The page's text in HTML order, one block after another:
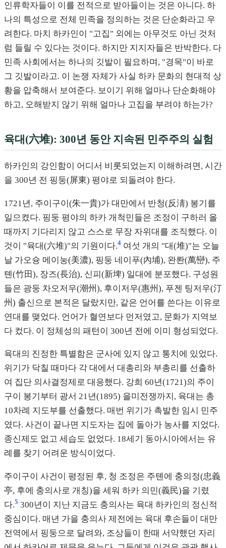
인류학자들이 이를 전적으로 받아들이는 것은 아니다. 하
나의 특성으로 전체 민족을 정의하는 것은 단순화라고 우
려한다. 마치 하카인이 "고집" 외에는 아무것도 아닌 것처
럼 들릴 수 있다는 것이다. 하지만 지지자들은 반박한다. 다
민족 사회에서는 하나의 깃발이 필요하며, "경목"이 바로
그 깃발이라고. 이 논쟁 자체가 사실 하카 문화의 현대적 상
황을 압축해서 보여준다. 보이기 위해 얼마나 단순화해야
하고, 오해받지 않기 위해 얼마나 고집을 부려야 하는가?
육대(六堆): 300년 동안 지속된 민주주의 실험
하카인의 강인함이 어디서 비롯되었는지 이해하려면, 시간
을 300년 전 핑둥(屏東) 평야로 되돌려야 한다.
1721년, 주이구이(朱一貴)가 대만에서 반청(反淸) 봉기를
일으켰다. 핑둥 평야의 하카 개척민들은 조정이 구하러 올
때까지 기다리지 않고 스스로 무장 자위대를 조직했다. 이
것이 "육대(六堆)"의 기원이다.4 여섯 개의 "대(堆)"는 오늘
날 가오슝 메이눙(美濃), 핑둥 네이푸(內埔), 완롼(萬巒), 주
톈(竹田), 장즈(長治), 신피(新埤) 일대에 분포했다. 구성원
들은 광둥 차오저우(潮州), 후이저우(惠州), 푸젠 팅저우(汀
州) 출신으로 본적은 달랐지만, 같은 언어를 쓴다는 이유로
연대를 맺었다. 언어가 혈연보다 먼저였고, 문화가 지역보
다 컸다. 이 정체성의 패턴이 300년 전에 이미 형성되었다.
육대의 진정한 특별함은 군사에 있지 않고 통치에 있었다.
위기가 닥칠 때마다 각 대에서 대총리와 부총리를 선출하
여 집단 의사결정제로 대응했다. 강희 60년(1721)의 주이
구이 봉기부터 광서 21년(1895) 을미전쟁까지, 육대는 총
10차례 지도부를 선출했다. 매번 위기가 촉발한 임시 민주
였다. 사건이 끝나면 지도자는 집에 돌아가 농사를 지었다.
종신제도 없고 세습도 없었다. 18세기 동아시아에서는 유
례를 찾기 어려운 방식이었다.
주이구이 사건이 평정된 후, 청 조정은 주톈에 충의정(忠義
亭, 후에 충의사로 개칭)을 세워 하카 의민(義民)을 기렸
다.5 300년이 지난 지금도 충의사는 육대 하카인의 정신적
중심이다. 매년 가을 충의사 제전에는 육대 후손들이 대만
전역에서 핑둥으로 달려와, 조상들이 한때 서약했던 자리